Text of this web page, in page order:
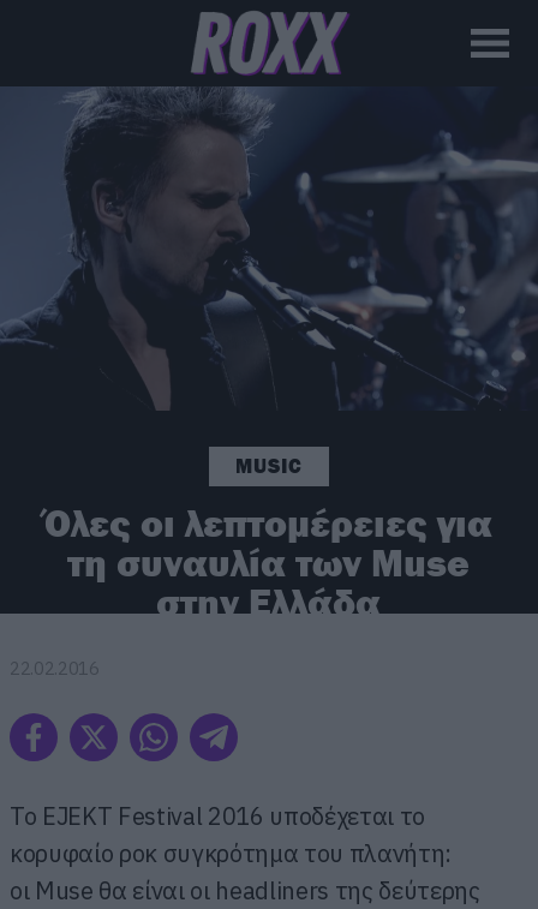
MUSIC
Όλες οι λεπτομέρειες για
τη συναυλία των Muse
στην Ελλάδα
22.02.2016
To EJEKT Festival 2016 υποδέχεται το
κορυφαίο ροκ συγκρότημα του πλανήτη:
οι Muse θα είναι οι headliners της δεύτερης